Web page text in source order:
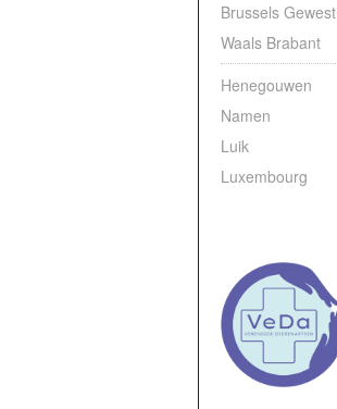
Brussels Gewest
Waals Brabant
Henegouwen
Namen
Luik
Luxembourg